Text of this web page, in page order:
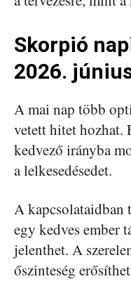
Skorpió
2026.
A mai nap több
vetett hitet
kedvező irányba
a lelkesedésedet.
A kapcsolataidban
egy kedves ember
jelenthet. A
őszinteség